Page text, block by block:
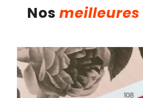
Nos meilleures